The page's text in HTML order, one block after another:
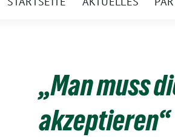
„Man muss
akzeptieren“